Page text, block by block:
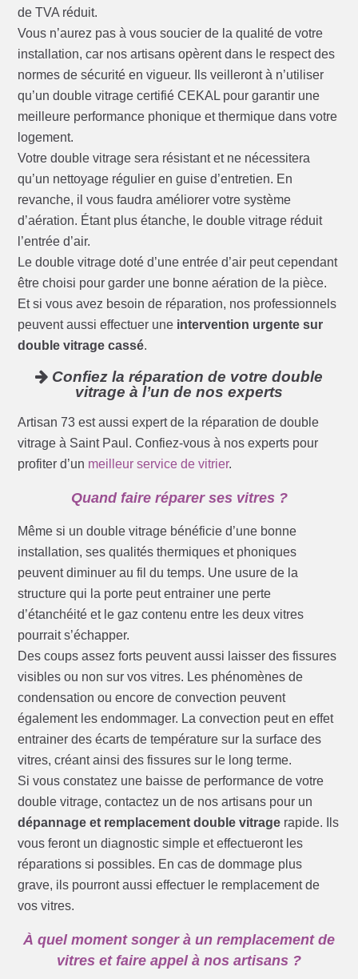
de TVA réduit.
Vous n’aurez pas à vous soucier de la qualité de votre
installation, car nos artisans opèrent dans le respect des
normes de sécurité en vigueur. Ils veilleront à n’utiliser
qu’un double vitrage certifié CEKAL pour garantir une
meilleure performance phonique et thermique dans votre
logement.
Votre double vitrage sera résistant et ne nécessitera
qu’un nettoyage régulier en guise d’entretien. En
revanche, il vous faudra améliorer votre système
d’aération. Étant plus étanche, le double vitrage réduit
l’entrée d’air.
Le double vitrage doté d’une entrée d’air peut cependant
être choisi pour garder une bonne aération de la pièce.
Et si vous avez besoin de réparation, nos professionnels
peuvent aussi effectuer une intervention urgente sur
double vitrage cassé.
Confiez la réparation de votre double
vitrage à l’un de nos experts
Artisan 73 est aussi expert de la réparation de double
vitrage à Saint Paul. Confiez-vous à nos experts pour
profiter d’un meilleur service de vitrier.
Quand faire réparer ses vitres ?
Même si un double vitrage bénéficie d’une bonne
installation, ses qualités thermiques et phoniques
peuvent diminuer au fil du temps. Une usure de la
structure qui la porte peut entrainer une perte
d’étanchéité et le gaz contenu entre les deux vitres
pourrait s’échapper.
Des coups assez forts peuvent aussi laisser des fissures
visibles ou non sur vos vitres. Les phénomènes de
condensation ou encore de convection peuvent
également les endommager. La convection peut en effet
entrainer des écarts de température sur la surface des
vitres, créant ainsi des fissures sur le long terme.
Si vous constatez une baisse de performance de votre
double vitrage, contactez un de nos artisans pour un
dépannage et remplacement double vitrage rapide. Ils
vous feront un diagnostic simple et effectueront les
réparations si possibles. En cas de dommage plus
grave, ils pourront aussi effectuer le remplacement de
vos vitres.
À quel moment songer à un remplacement de
vitres et faire appel à nos artisans ?